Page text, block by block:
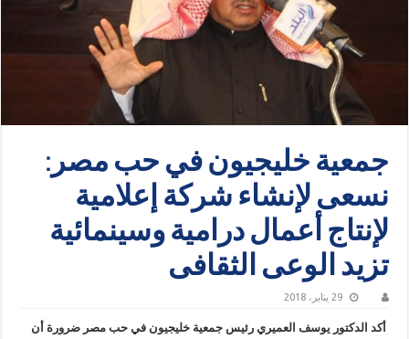
جمعية خليجيون في حب مصر:
نسعى لإنشاء شركة إعلامية
لإنتاج أعمال درامية وسينمائية
تزيد الوعى الثقافى
29 يناير، 2018
أكد الدكتور يوسف العميري رئيس جمعية خليجيون في حب مصر ضرورة أن